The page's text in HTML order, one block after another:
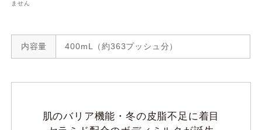
ません
内容量 400mL（約363プッシュ分）
肌のバリア機能・冬の皮脂不足に着目